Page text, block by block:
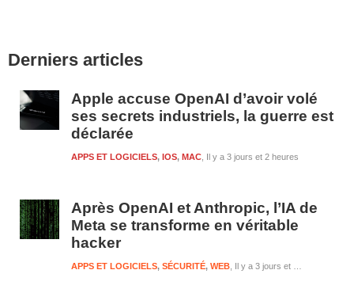
latérale
Derniers articles
Apple accuse OpenAI d’avoir volé
ses secrets industriels, la guerre est
déclarée
Il y a 3 jours et 2 heures
APPS ET LOGICIELS, IOS, MAC
Après OpenAI et Anthropic, l’IA de
Meta se transforme en véritable
hacker
Il y a 3 jours et 2 heures
APPS ET LOGICIELS, SÉCURITÉ, WEB